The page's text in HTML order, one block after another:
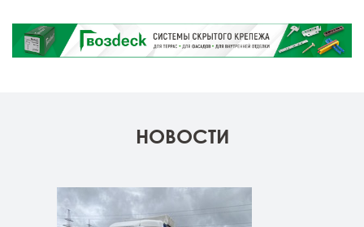
НОВОСТИ